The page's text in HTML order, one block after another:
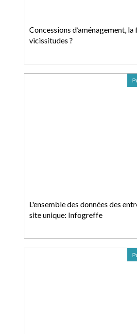
Concessions d’aménagement, la
vicissitudes ?
L'ensemble des données des
site unique: Infogreffe